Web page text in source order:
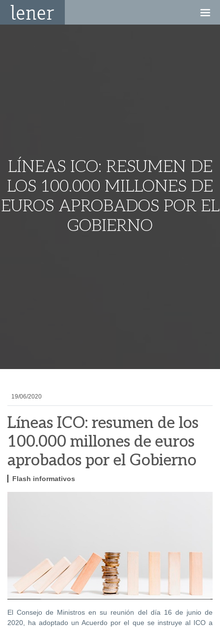
LÍNEAS ICO: RESUMEN DE
LOS 100.000 MILLONES DE
EUROS APROBADOS POR EL
GOBIERNO
19/06/2020
Líneas ICO: resumen de los
100.000 millones de euros
aprobados por el Gobierno
Flash informativos
El Consejo de Ministros en su reunión del día 16 de junio de
2020, ha adoptado un Acuerdo por el que se instruye al ICO a